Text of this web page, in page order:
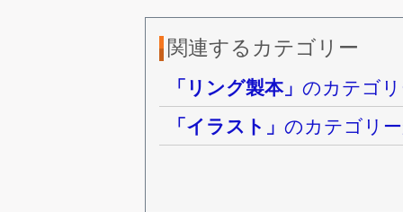
関連するカテゴリー
「リング製本」のカテゴ
「イラスト」のカテゴリ